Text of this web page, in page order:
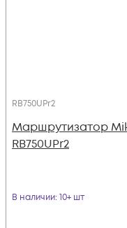
RB750UPr2
Маршрутизатор
RB750UPr2
В наличии: 10+ шт